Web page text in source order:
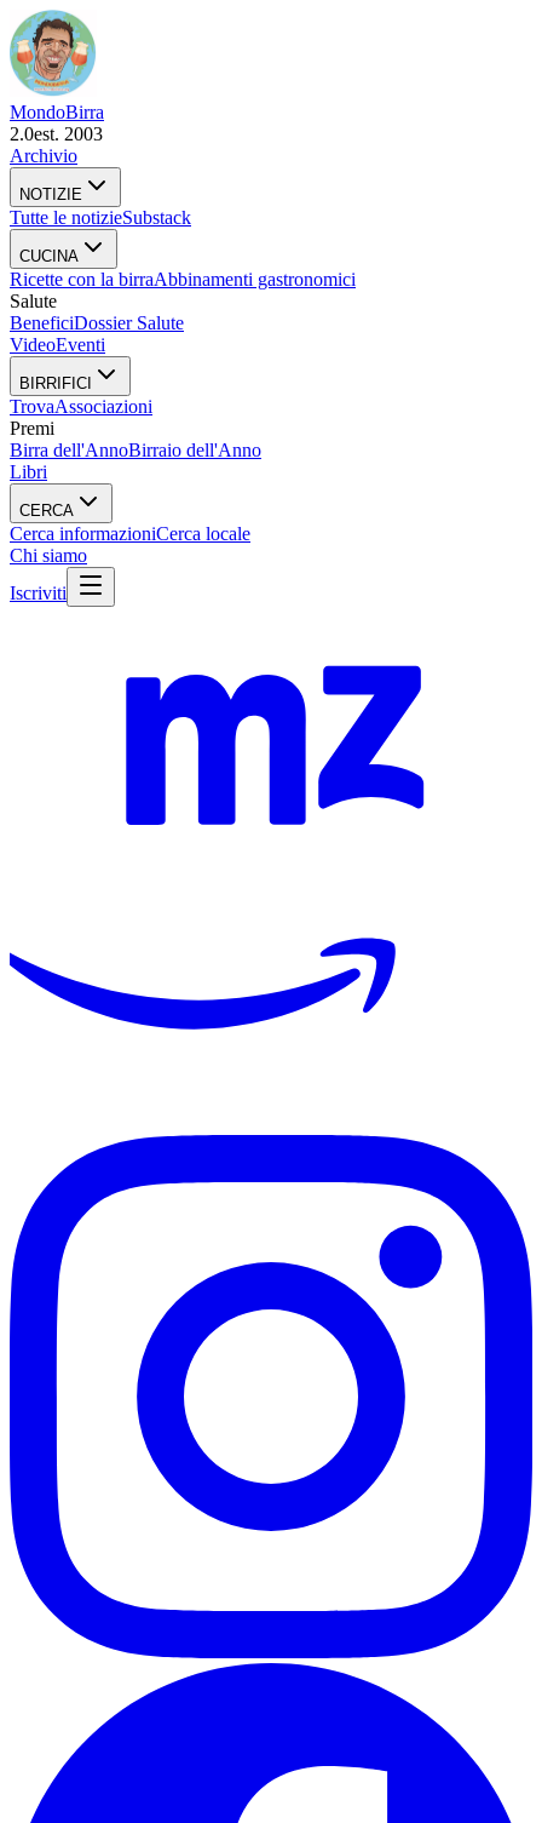
MondoBirra
2.0est. 2003
Archivio
NOTIZIE
Tutte le notizieSubstack
CUCINA
Ricette con la birraAbbinamenti gastronomici
Salute
BeneficiDossier Salute
VideoEventi
BIRRIFICI
TrovaAssociazioni
Premi
Birra dell'AnnoBirraio dell'Anno
Libri
CERCA
Cerca informazioniCerca locale
Chi siamo
Iscriviti